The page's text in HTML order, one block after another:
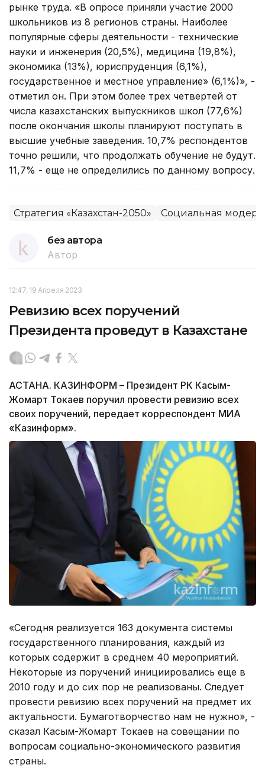
рынке труда. «В опросе приняли участие 2000
школьников из 8 регионов страны. Наиболее
популярные сферы деятельности - технические
науки и инженерия (20,5%), медицина (19,8%),
экономика (13%), юриспруденция (6,1%),
государственное и местное управление» (6,1%)», -
отметил он. При этом более трех четвертей от
числа казахстанских выпускников школ (77,6%)
после окончания школы планируют поступать в
высшие учебные заведения. 10,7% респондентов
точно решили, что продолжать обучение не будут.
11,7% - еще не определились по данному вопросу.
Стратегия «Казахстан-2050» Социальная
без автора
Автор
12:47, 19 Апреля 2023
Ревизию всех поручений
Президента проведут в Казахстане
АСТАНА. КАЗИНФОРМ – Президент РК Касым-
Жомарт Токаев поручил провести ревизию всех
своих поручений, передает корреспондент МИА
«Казинформ».
«Сегодня реализуется 163 документа системы
государственного планирования, каждый из
которых содержит в среднем 40 мероприятий.
Некоторые из поручений инициировались еще в
2010 году и до сих пор не реализованы. Следует
провести ревизию всех поручений на предмет их
актуальности. Бумаготворчество нам не нужно», -
сказал Касым-Жомарт Токаев на совещании по
вопросам социально-экономического развития
страны.